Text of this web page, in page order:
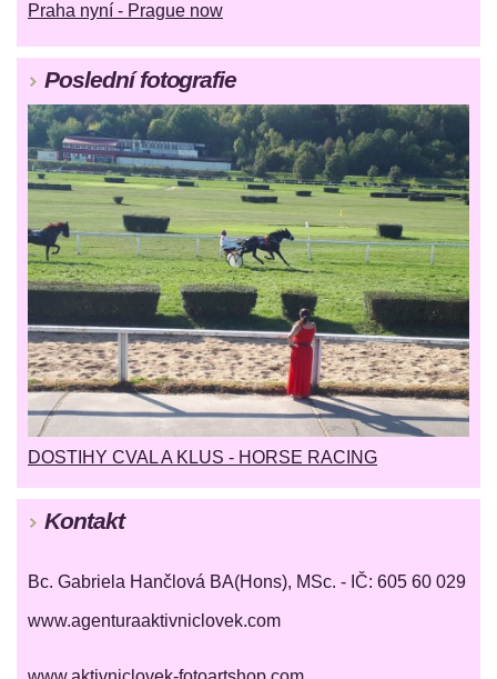
Praha nyní - Prague now
Poslední fotografie
DOSTIHY CVAL A KLUS - HORSE RACING
Kontakt
Bc. Gabriela Hančlová BA(Hons), MSc. - IČ: 605 60 029
www.agenturaaktivniclovek.com